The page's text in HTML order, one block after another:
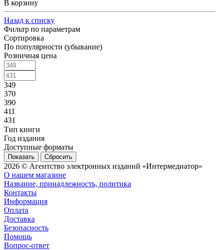
В корзину
Назад к списку
Фильтр по параметрам
Сортировка
По популярности (убывание)
Розничная цена
349
370
390
411
431
Тип книги
Год издания
Доступные форматы
Сбросить
2026 © Агентство электронных изданий «Интермедиатор»
О нашем магазине
Название, принадлежность, политика
Контакты
Информация
Оплата
Доставка
Безопасность
Помощь
Вопрос-ответ